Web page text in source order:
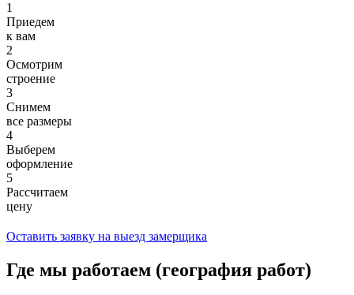
1
Приедем
к вам
2
Осмотрим
строение
3
Снимем
все размеры
4
Выберем
оформление
5
Рассчитаем
цену
Оставить заявку на выезд замерщика
Где мы работаем (география работ)